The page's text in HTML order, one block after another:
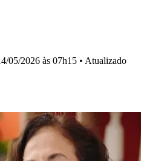
05/2026 às 07h15 • Atualizado